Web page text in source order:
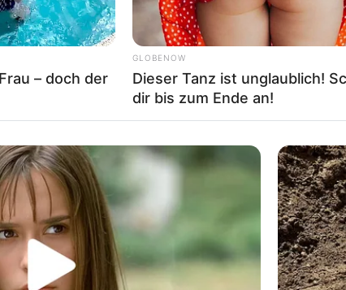
Milch)
oder Mandelsplitter zum Bestreuen
– doch der
GLOBENOW
Dieser Tanz ist unglaublich!
dir bis zum Ende an!